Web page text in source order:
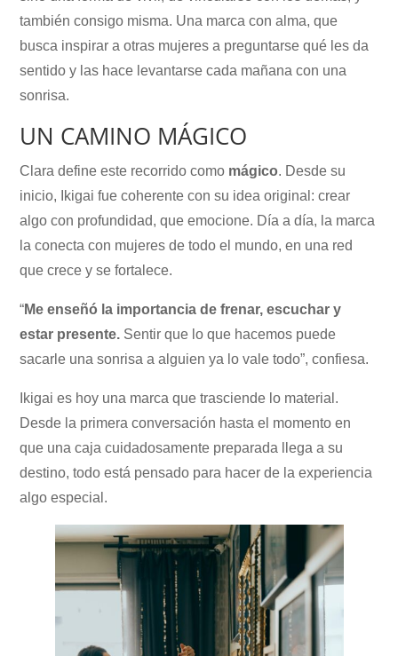
también consigo misma. Una marca con alma, que
busca inspirar a otras mujeres a preguntarse qué les da
sentido y las hace levantarse cada mañana con una
sonrisa.
UN CAMINO MÁGICO
Clara define este recorrido como mágico. Desde su
inicio, Ikigai fue coherente con su idea original: crear
algo con profundidad, que emocione. Día a día, la marca
la conecta con mujeres de todo el mundo, en una red
que crece y se fortalece.
“Me enseñó la importancia de frenar, escuchar y
estar presente. Sentir que lo que hacemos puede
sacarle una sonrisa a alguien ya lo vale todo”, confiesa.
Ikigai es hoy una marca que trasciende lo material.
Desde la primera conversación hasta el momento en
que una caja cuidadosamente preparada llega a su
destino, todo está pensado para hacer de la experiencia
algo especial.